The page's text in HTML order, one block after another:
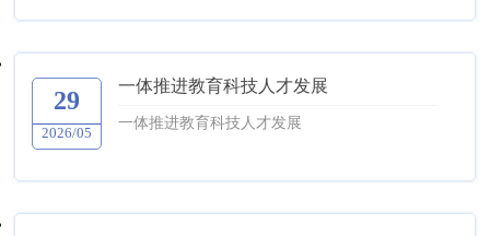
29
2026/05
一体推进教育科技人才发展
一体推进教育科技人才发展